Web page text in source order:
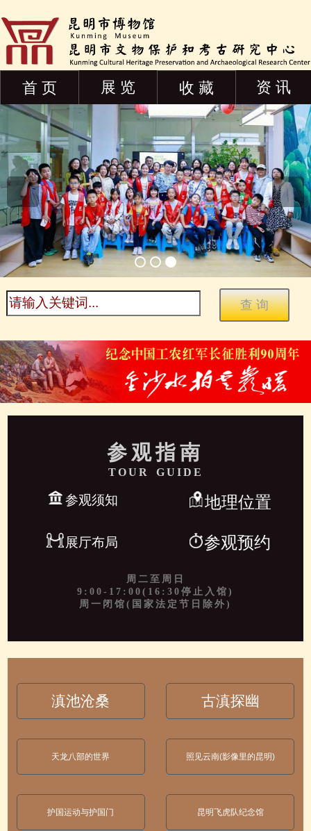
首 页 展 览 收 藏 资 讯
参观指南
TOUR GUIDE
参观须知 地理位置
展厅布局 参观预约
周二至周日
9:00-17:00(16:30停止入馆)
周一闭馆(国家法定节日除外)
滇池沧桑 古滇探幽
天龙八部的世界 照见云南(影像里的昆明)
护国运动与护国门 昆明飞虎队纪念馆